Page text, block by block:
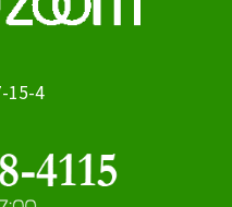
15-4